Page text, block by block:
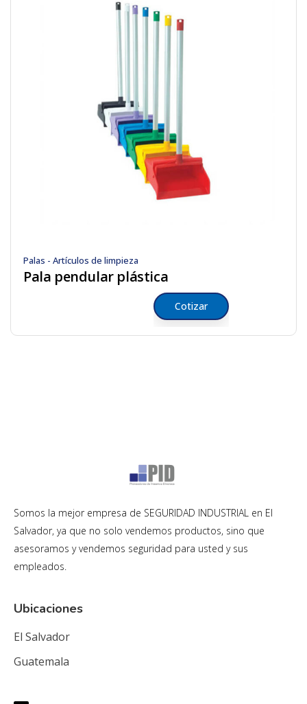
Palas - Artículos de limpieza
Pala pendular plástica
Cotizar
Somos la mejor empresa de SEGURIDAD INDUSTRIAL en El
Salvador, ya que no solo vendemos productos, sino que
asesoramos y vendemos seguridad para usted y sus
empleados.
Ubicaciones
El Salvador
Guatemala